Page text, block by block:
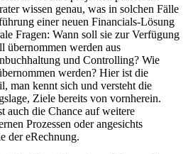
wissen genau, was in solchen Fälle
einer neuen Financials-Lösung
Fragen: Wann soll sie zur Verfügung
übernommen werden aus
und Controlling? Wie
werden? Hier ist die
man kennt sich und versteht die
Ziele bereits von vornherein.
auch die Chance auf weitere
Prozessen oder angesichts
der eRechnung.